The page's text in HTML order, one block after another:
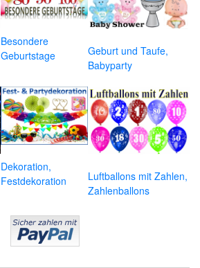
Besondere
Geburtstage
Geburt und Taufe,
Babyparty
Dekoration,
Festdekoration
Luftballons mit Zahlen,
Zahlenballons